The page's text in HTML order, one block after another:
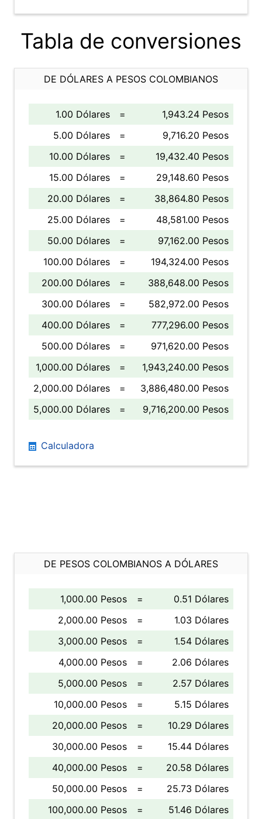
Tabla de conversiones
DE DÓLARES A PESOS COLOMBIANOS
1.00 Dólares =
1,943.24 Pesos
5.00 Dólares
=
9,716.20 Pesos
10.00 Dólares
=
19,432.40 Pesos
15.00 Dólares
=
29,148.60 Pesos
20.00 Dólares
=
38,864.80 Pesos
25.00 Dólares
=
48,581.00 Pesos
50.00 Dólares
=
97,162.00 Pesos
100.00 Dólares
=
194,324.00 Pesos
200.00 Dólares
=
388,648.00 Pesos
300.00 Dólares
=
582,972.00 Pesos
400.00 Dólares
=
777,296.00 Pesos
500.00 Dólares
=
971,620.00 Pesos
1,000.00 Dólares
=
1,943,240.00 Pesos
2,000.00 Dólares
=
3,886,480.00 Pesos
5,000.00 Dólares
= 9,716,200.00 Pesos
Calculadora
DE PESOS COLOMBIANOS A DÓLARES
1,000.00 Pesos =
0.51 Dólares
2,000.00 Pesos
=
1.03 Dólares
3,000.00 Pesos
=
1.54 Dólares
4,000.00 Pesos
=
2.06 Dólares
5,000.00 Pesos
=
2.57 Dólares
10,000.00 Pesos
=
5.15 Dólares
20,000.00 Pesos
=
10.29 Dólares
30,000.00 Pesos
=
15.44 Dólares
40,000.00 Pesos
=
20.58 Dólares
50,000.00 Pesos
=
25.73 Dólares
100,000.00 Pesos
= 51.46 Dólares